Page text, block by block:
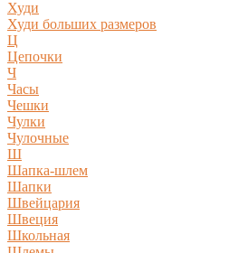
Худи
Худи больших размеров
Ц
Цепочки
Ч
Часы
Чешки
Чулки
Чулочные
Ш
Шапка-шлем
Шапки
Швейцария
Швеция
Школьная